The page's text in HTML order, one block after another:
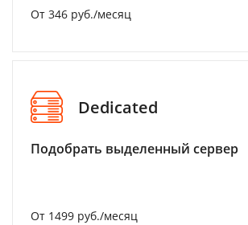
От 346 руб./месяц
Dedicated
Подобрать выделенный сервер
От 1499 руб./месяц